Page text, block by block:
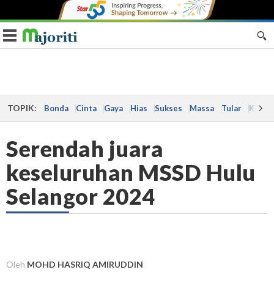
Toggle navigation
TOPIK: Bonda Cinta Gaya Hias Sukses Massa Tular Kes
Serendah juara
keseluruhan MSSD Hulu
Selangor 2024
Oleh MOHD HASRIQ AMIRUDDIN